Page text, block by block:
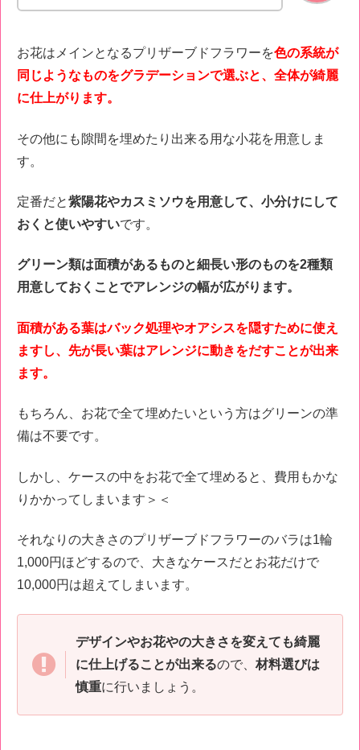
お花はメインとなるプリザーブドフラワーを色の系統が
同じようなものをグラデーションで選ぶと、全体が綺麗
に仕上がります。
その他にも隙間を埋めたり出来る用な小花を用意しま
す。
定番だと紫陽花やカスミソウを用意して、小分けにして
おくと使いやすいです。
グリーン類は面積があるものと細長い形のものを2種類
用意しておくことでアレンジの幅が広がります。
面積がある葉はバック処理やオアシスを隠すために使え
ますし、先が長い葉はアレンジに動きをだすことが出来
ます。
もちろん、お花で全て埋めたいという方はグリーンの準
備は不要です。
しかし、ケースの中をお花で全て埋めると、費用もかな
りかかってしまいます＞＜
それなりの大きさのプリザーブドフラワーのバラは1輪
1,000円ほどするので、大きなケースだとお花だけで
10,000円は超えてしまいます。
デザインやお花やの大きさを変えても綺麗
に仕上げることが出来るので、 材料選びは
慎重に行いましょう。